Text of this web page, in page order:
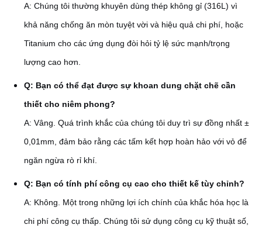
A: Chúng tôi thường khuyên dùng thép không gỉ (316L) vì
khả năng chống ăn mòn tuyệt vời và hiệu quả chi phí, hoặc
Titanium cho các ứng dụng đòi hỏi tỷ lệ sức mạnh/trọng
lượng cao hơn.
Q: Bạn có thể đạt được sự khoan dung chặt chẽ cần
thiết cho niêm phong?
A: Vâng. Quá trình khắc của chúng tôi duy trì sự đồng nhất ±
0,01mm, đảm bảo rằng các tấm kết hợp hoàn hảo với vỏ để
ngăn ngừa rò rỉ khí.
Q: Bạn có tính phí công cụ cao cho thiết kế tùy chỉnh?
A: Không. Một trong những lợi ích chính của khắc hóa học là
chi phí công cụ thấp. Chúng tôi sử dụng công cụ kỹ thuật số,